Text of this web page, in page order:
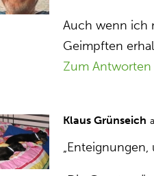
Auch wenn ich
Geimpften
Zum
Klaus Grünseich